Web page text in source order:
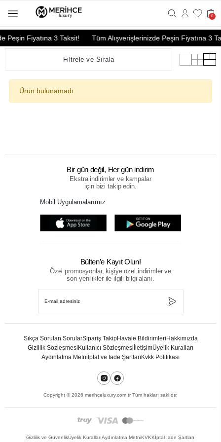
Peşin Fiyatına 3 Taksit! Tüm Alışverişlerinizde Peşin Fiyatına 3
0
Filtrele ve Sırala
Ürün bulunamadı.
Bir gün değil, Her gün indirim
Ekstra indirimler ve kampalar
için bizi takip edin.
Mobil Uygulamalarımız
Bülten’e Kayıt Olun!
Özel promosyonlar, kişiye özel indirimler ve
son yenilikler ile ilgili bilgi alanı.
Sıkça Sorulan SorularSipariş TakipHavale Bildirimleri Hakkımızda
Gizlilik Sözleşmesi Kullanıcı Sözleşmesi İletişimÜyelik Kuralları
Aydınlatma Metni İptal ve İade ŞartlarıKvkk Politikası
Copyright ©2026 merihceluxury.com.tr Tüm hakları saklıdır.
Gizlilik ve GüvenlikÜyelik KurallarıAydınlatma MetniKVKKİptal İade Şartları